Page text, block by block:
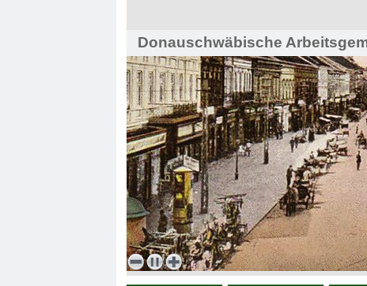
Haus der Heimat, Wien
Donauschwäbische